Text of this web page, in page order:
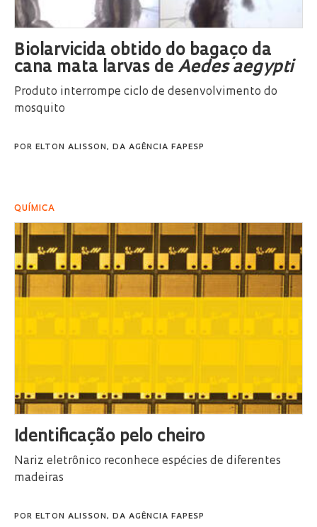
Biolarvicida obtido do bagaço da
cana mata larvas de Aedes aegypti
Produto interrompe ciclo de desenvolvimento do
mosquito
POR ELTON ALISSON, DA AGÊNCIA FAPESP
QUÍMICA
Identificação pelo cheiro
Nariz eletrônico reconhece espécies de diferentes
madeiras
POR ELTON ALISSON, DA AGÊNCIA FAPESP